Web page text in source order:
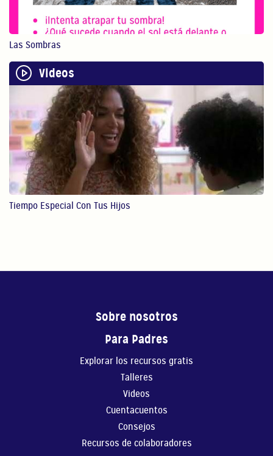
1:13
El juego físico con ...
1:12
Hacer Arte Puede Beneficiar A Tu
Hacer arte con nuest...
4:28
STEM
En este video, Gaby ...
Lectura
En este video, Gaby ...
Música
En este video, Gaby ...
Las Sombras
Videos
Tiempo Especial Con Tus Hijos
Sobre nosotros
Para Padres
Explorar los recursos gratis
Talleres
Videos
Cuentacuentos
Consejos
Recursos de colaboradores